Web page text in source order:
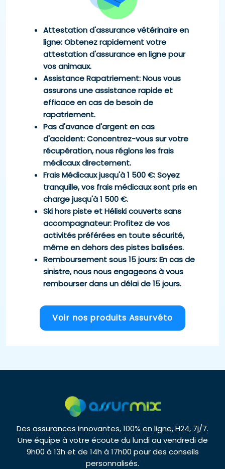
d’emmener votre chien à la clinique vétérinaire la
plus proche, qui dispose de tout l’équipement
nécessaire. Pour transporter votre animal, glissez-
le sur un vêtement ou une couverture posée au sol
et prenez-le d’abord par le corps. Si vous êtes
plusieurs personnes, formez une civière en
attrapant les bouts du tissu et installez l’animal sur
la banquette arrière de la voiture. S’il essaye de
vous mordre, vous pouvez le museler à l’aide d’une
cravate ou d’une bande de tissu de manière
provisoire pour ne pas gêner sa respiration.
Votre animal ne doit ni boire ni manger, dans
l’éventualité où il subirait une anesthésie générale.
Pensez à aviser la clinique vétérinaire afin qu’ils se
préparent à votre arrivée.
Attestation d'assurance vétérinaire en
ligne: Obtenez rapidement votre
attestation d'assurance en ligne pour
vos animaux.
Assistance Rapatriement: Nous vous
assurons une assistance rapide et
efficace en cas de besoin de
rapatriement.
Pas d'avance d'argent en cas
d'accident: Concentrez-vous sur votre
récupération, nous réglons les frais
médicaux directement.
Frais Médicaux jusqu'à 1 500 €: Soyez
tranquille, vos frais médicaux sont pris en
charge jusqu'à 1 500 €.
Ski hors piste et Héliski couverts sans
accompagnateur: Profitez de vos
activités préférées en toute sécurité,
même en dehors des pistes balisées.
Remboursement sous 15 jours: En cas de
sinistre, nous nous engageons à vous
rembourser dans un délai de 15 jours.
Voir nos produits Assurvéto
Des assurances innovantes, 100% en ligne, H24, 7j/7.
Une équipe à votre écoute du lundi au vendredi de
9h00 à 13h et de 14h à 17h00 pour des conseils
personnalisés.